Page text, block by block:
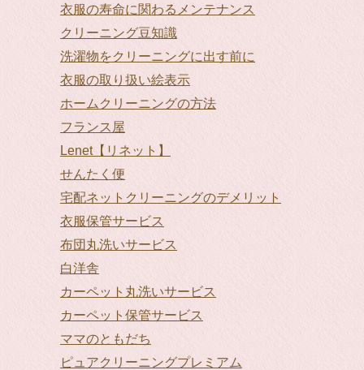
衣服の寿命に関わるメンテナンス
クリーニング豆知識
洗濯物をクリーニングに出す前に
衣服の取り扱い絵表示
ホームクリーニングの方法
フランス屋
Lenet【リネット】
せんたく便
宅配ネットクリーニングのデメリット
衣服保管サービス
布団丸洗いサービス
白洋舎
カーペット丸洗いサービス
カーペット保管サービス
ママのともだち
ピュアクリーニングプレミアム